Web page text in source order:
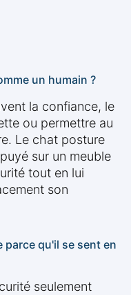
un humain ?
la confiance, le
ou permettre au
Le chat posture
sur un meuble
tout en lui
son
qu'il se sent en
seulement